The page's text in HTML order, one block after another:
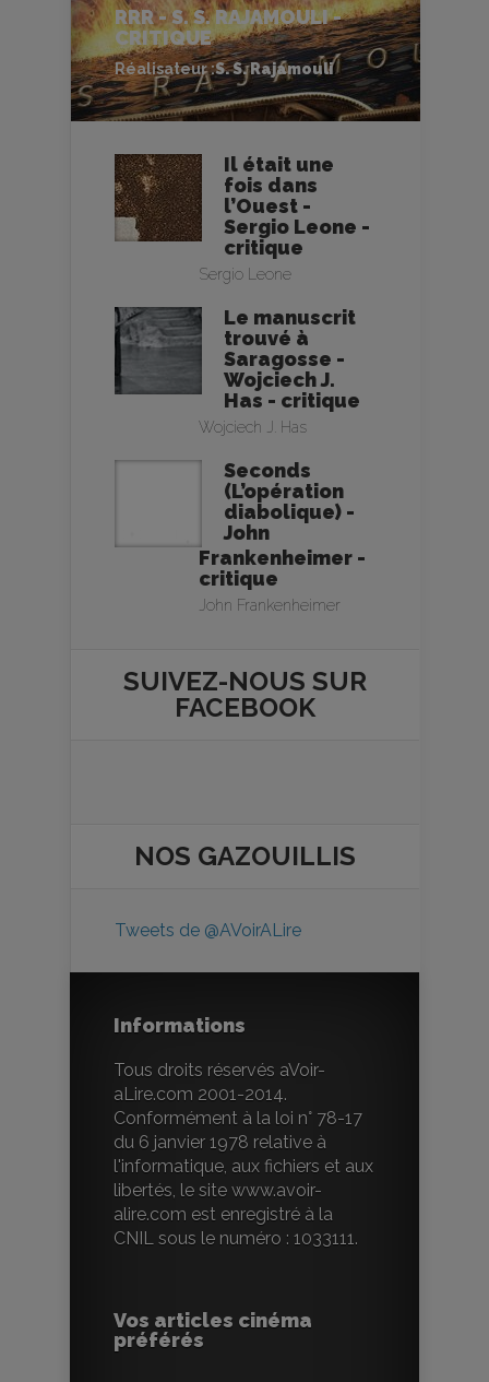
RRR - S. S. RAJAMOULI -
CRITIQUE
Réalisateur :S. S. Rajamouli
Il était une
fois dans
l’Ouest -
Sergio Leone -
critique
Sergio Leone
Le manuscrit
trouvé à
Saragosse -
Wojciech J.
Has - critique
Wojciech J. Has
Seconds
(L’opération
diabolique) -
John
Frankenheimer -
critique
John Frankenheimer
SUIVEZ-NOUS SUR
FACEBOOK
NOS GAZOUILLIS
Tweets de @AVoirALire
Informations
Tous droits réservés aVoir-
aLire.com 2001-2014.
Conformément à la loi n° 78-17
du 6 janvier 1978 relative à
l'informatique, aux fichiers et aux
libertés, le site www.avoir-
alire.com est enregistré à la
CNIL sous le numéro : 1033111.
Vos articles cinéma
préférés